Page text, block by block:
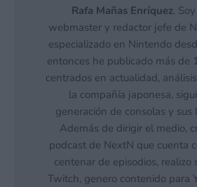
Rafa Mañas Enríquez.
webmaster y redactor jefe de
especializado en Nintendo
entonces he publicado más de
centrados en actualidad,
la compañía japonesa,
generación de consolas y sus
Además de dirigir el medio,
podcast de NextN que cuenta
centenar de episodios, realizo
Twitch, genero contenido para